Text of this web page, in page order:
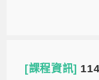
[課程資訊]